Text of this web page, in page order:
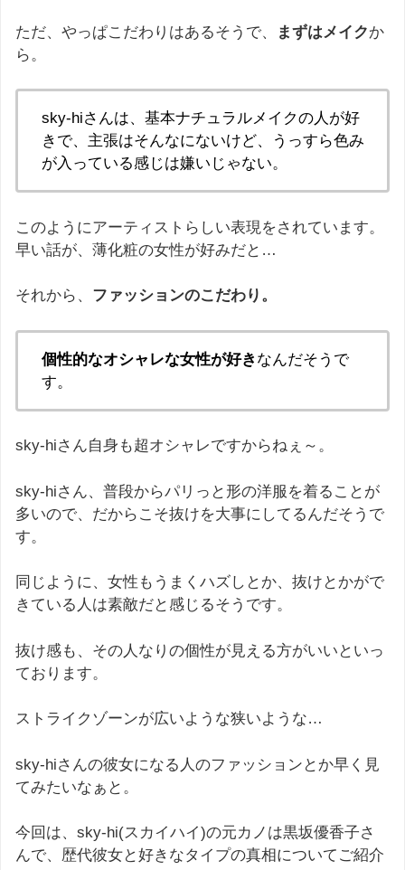
ただ、やっぱこだわりはあるそうで、 まずはメイクか
ら。
sky-hiさんは、基本ナチュラルメイクの人が好
きで、主張はそんなにないけど、うっすら色み
が入っている感じは嫌いじゃない。
このようにアーティストらしい表現をされています。
早い話が、薄化粧の女性が好みだと…
それから、 ファッションのこだわり。
個性的なオシャレな女性が好き なんだそうで
す。
sky-hiさん自身も超オシャレですからねぇ～。
sky-hiさん、普段からパリっと形の洋服を着ることが
多いので、だからこそ抜けを大事にしてるんだそうで
す。
同じように、女性もうまくハズしとか、抜けとかがで
きている人は素敵だと感じるそうです。
抜け感も、その人なりの個性が見える方がいいといっ
ております。
ストライクゾーンが広いような狭いような…
sky-hiさんの彼女になる人のファッションとか早く見
てみたいなぁと。
今回は、sky-hi(スカイハイ)の元カノは黒坂優香子さ
んで、歴代彼女と好きなタイプの真相についてご紹介